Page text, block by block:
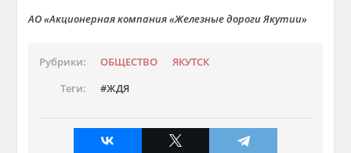
АО «Акционерная компания «Железные дороги Якутии»
Рубрики: ОБЩЕСТВО
ЯКУТСК
Теги:
ЖДЯ